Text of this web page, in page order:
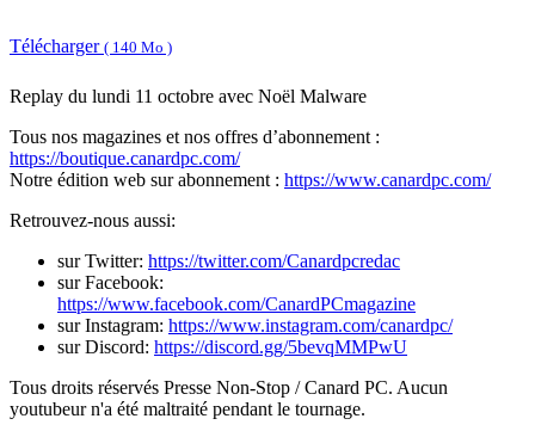
Télécharger ( 140 Mo )
Replay du lundi 11 octobre avec Noël Malware
Tous nos magazines et nos offres d’abonnement :
https://boutique.canardpc.com/
Notre édition web sur abonnement : https://www.canardpc.com/
Retrouvez-nous aussi:
sur Twitter: https://twitter.com/Canardpcredac
sur Facebook:
https://www.facebook.com/CanardPCmagazine
sur Instagram: https://www.instagram.com/canardpc/
sur Discord: https://discord.gg/5bevqMMPwU
Tous droits réservés Presse Non-Stop / Canard PC. Aucun
youtubeur n'a été maltraité pendant le tournage.